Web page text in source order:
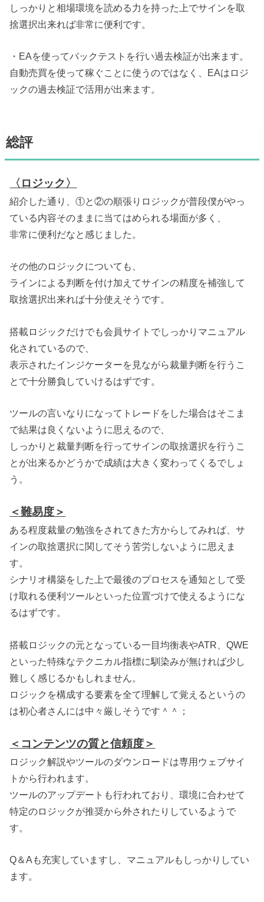
しっかりと相場環境を読める力を持った上でサインを取
捨選択出来れば非常に便利です。
・EAを使ってバックテストを行い過去検証が出来ます。
自動売買を使って稼ぐことに使うのではなく、EAはロジ
ックの過去検証で活用が出来ます。
総評
〈ロジック〉
紹介した通り、①と②の順張りロジックが普段僕がやっ
ている内容そのままに当てはめられる場面が多く、
非常に便利だなと感じました。
その他のロジックについても、
ラインによる判断を付け加えてサインの精度を補強して
取捨選択出来れば十分使えそうです。
搭載ロジックだけでも会員サイトでしっかりマニュアル
化されているので、
表示されたインジケーターを見ながら裁量判断を行うこ
とで十分勝負していけるはずです。
ツールの言いなりになってトレードをした場合はそこま
で結果は良くないように思えるので、
しっかりと裁量判断を行ってサインの取捨選択を行うこ
とが出来るかどうかで成績は大きく変わってくるでしょ
う。
＜難易度＞
ある程度裁量の勉強をされてきた方からしてみれば、サ
インの取捨選択に関してそう苦労しないように思えま
す。
シナリオ構築をした上で最後のプロセスを通知として受
け取れる便利ツールといった位置づけで使えるようにな
るはずです。
搭載ロジックの元となっている一目均衡表やATR、QWE
といった特殊なテクニカル指標に馴染みが無ければ少し
難しく感じるかもしれません。
ロジックを構成する要素を全て理解して覚えるというの
は初心者さんには中々厳しそうです＾＾；
＜コンテンツの質と信頼度＞
ロジック解説やツールのダウンロードは専用ウェブサイ
トから行われます。
ツールのアップデートも行われており、環境に合わせて
特定のロジックが推奨から外されたりしているようで
す。
Q＆Aも充実していますし、マニュアルもしっかりしてい
ます。